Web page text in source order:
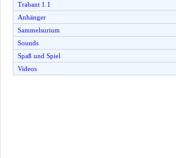
Trabant 1.1
Anhänger
Sammelsurium
Sounds
Spaß und Spiel
Videos